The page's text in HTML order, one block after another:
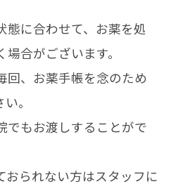
態に合わせて、お薬を処
合がございます。
回、お薬手帳を念のため
。
でもお渡しすることがで
おられない方はスタッフに